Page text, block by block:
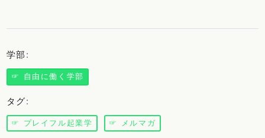
学部 :
☞ 自由に働く学部
タグ:
☞ プレイフル起業学 ☞ メルマガ